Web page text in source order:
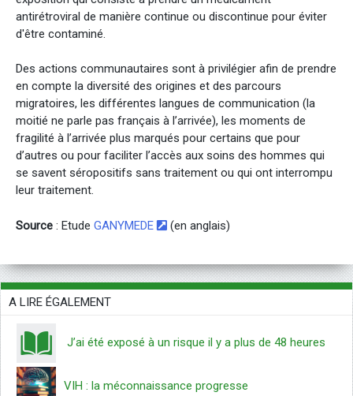
antirétroviral de manière continue ou discontinue pour éviter
d'être contaminé.
Des actions communautaires sont à privilégier afin de prendre
en compte la diversité des origines et des parcours
migratoires, les différentes langues de communication (la
moitié ne parle pas français à l’arrivée), les moments de
fragilité à l’arrivée plus marqués pour certains que pour
d’autres ou pour faciliter l’accès aux soins des hommes qui
se savent séropositifs sans traitement ou qui ont interrompu
leur traitement.
Source : Etude GANYMEDE (en anglais)
A LIRE ÉGALEMENT
J’ai été exposé à un risque il y a plus de 48 heures
VIH : la méconnaissance progresse